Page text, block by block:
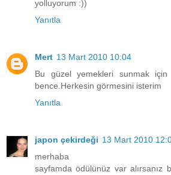
yolluyorum :))
Yanıtla
Mert 13 Mart 2010 10:04
Bu güzel yemekleri sunmak
bence.Herkesin görmesini isterim
Yanıtla
japon çekirdeği 13 Mart 2010
merhaba
sayfamda ödülünüz var alırsanız